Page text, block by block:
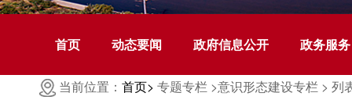
首页 动态要闻 政府信息公开 政务服务
当前位置： 首页> 专题专栏 >意识形态建设专栏 > 列